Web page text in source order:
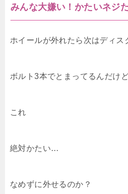
みんな大嫌い！かたいネジ
ホイールが外れたら次はディス
ボルト3本でとまってるんだけ
これ
絶対かたい…
なめずに外せるのか？